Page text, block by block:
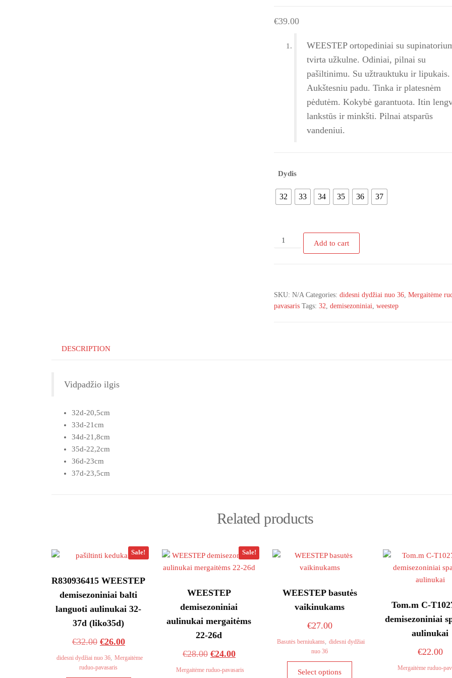
€39.00
WEESTEP ortopediniai su
tvirta užkulne. Odiniai, pilnai su
pašiltinimu. Su užtrauktuku ir lipukais.
Aukštesniu padu. Tinka ir platesnėm
pėdutėm. Kokybė garantuota. Itin
lankstūs ir minkšti. Pilnai atsparūs
vandeniui.
Dydis
32 33 34 35 36 37
R038856323
WEESTEP
aulinukai
32-
Add to cart
SKU: N/A Categories: didesni dydžiai nuo 36, Mergaitėme
pavasaris Tags: 32, demisezoniniai, weestep
DESCRIPTION
Vidpadžio ilgis
32d-20,5cm
33d-21cm
34d-21,8cm
35d-22,2cm
36d-23cm
37d-23,5cm
Related products
Sale!
R830936415 WEESTEP
demisezoniniai balti
languoti aulinukai 32-
37d (liko35d)
€32.00 Original
price
was:
€26.00Current
price
didesni dydžiai nuo 36, Mergaitėme
ruduo-pavasaris
Sale!
WEESTEP
demisezoniniai
aulinukai mergaitėms
22-26d
€28.00 Original
price
€24.00Current
price
Mergaitėme ruduo-pavasaris
WEESTEP basutės
vaikinukams
€27.00
Basutės berniukams, didesni dydžiai
nuo 36
Select options
Tom.m C-
demisezoniniai
aulinukai
€22.00
Mergaitėme ruduo-